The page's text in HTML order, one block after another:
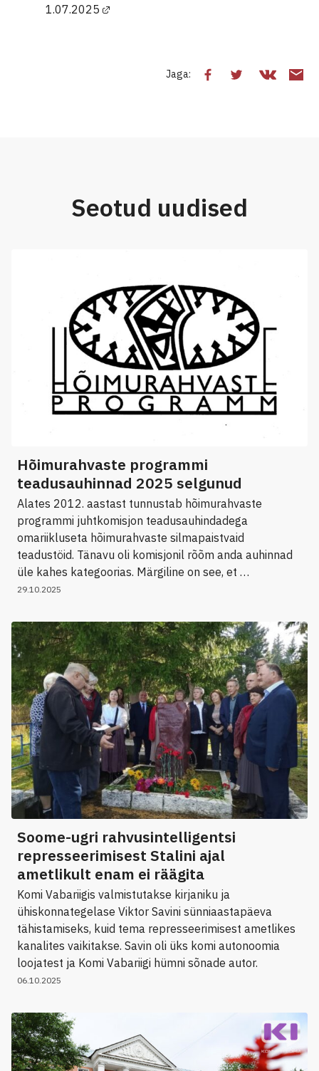
1.07.2025
Jaga:
Seotud uudised
Hõimurahvaste programmi
teadusauhinnad 2025 selgunud
Alates 2012. aastast tunnustab hõimurahvaste
programmi juhtkomisjon teadusauhindadega
omariikluseta hõimurahvaste silmapaistvaid
teadustöid. Tänavu oli komisjonil rõõm anda auhinnad
üle kahes kategoorias. Märgiline on see, et …
29.10.2025
Soome-ugri rahvusintelligentsi
represseerimisest Stalini ajal
ametlikult enam ei räägita
Komi Vabariigis valmistutakse kirjaniku ja
ühiskonnategelase Viktor Savini sünniaastapäeva
tähistamiseks, kuid tema represseerimisest ametlikes
kanalites vaikitakse. Savin oli üks komi autonoomia
loojatest ja Komi Vabariigi hümni sõnade autor.
06.10.2025